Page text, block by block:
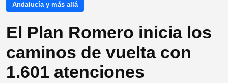
Andalucía y más allá
El Plan Romero inicia los
caminos de vuelta con
1.601 atenciones